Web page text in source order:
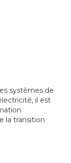
systèmes de
il est
la transition